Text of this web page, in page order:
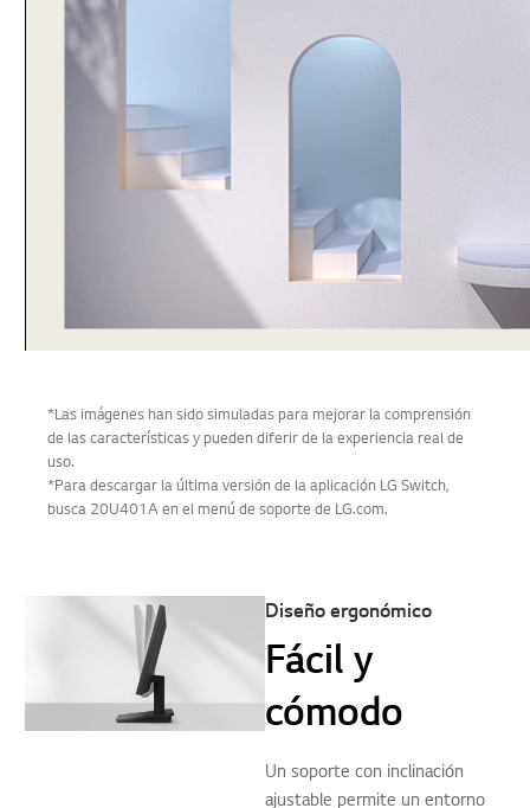
La aplicación LG Switch ayuda a
optimizar el monitor para tu
una plataforma de
videollamadas con una tecla de
acceso rápido.
*Las imágenes han sido simuladas para mejorar la comprensión
de las características y pueden diferir de la experiencia real de
uso.
*Para descargar la última versión de la aplicación LG Switch,
busca 20U401A en el menú de soporte de LG.com.
Diseño ergonómico
Fácil y
cómodo
Un soporte con inclinación
ajustable permite un entorno